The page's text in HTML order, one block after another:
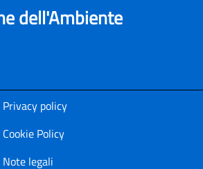
dell'Ambiente
Privacy policy
Cookie Policy
Note legali